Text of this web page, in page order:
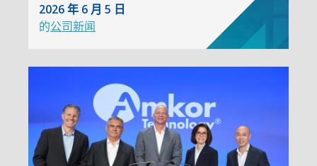
2026 年 6 月 5 日
的公司新闻